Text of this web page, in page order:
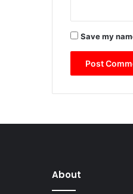
Save my
About